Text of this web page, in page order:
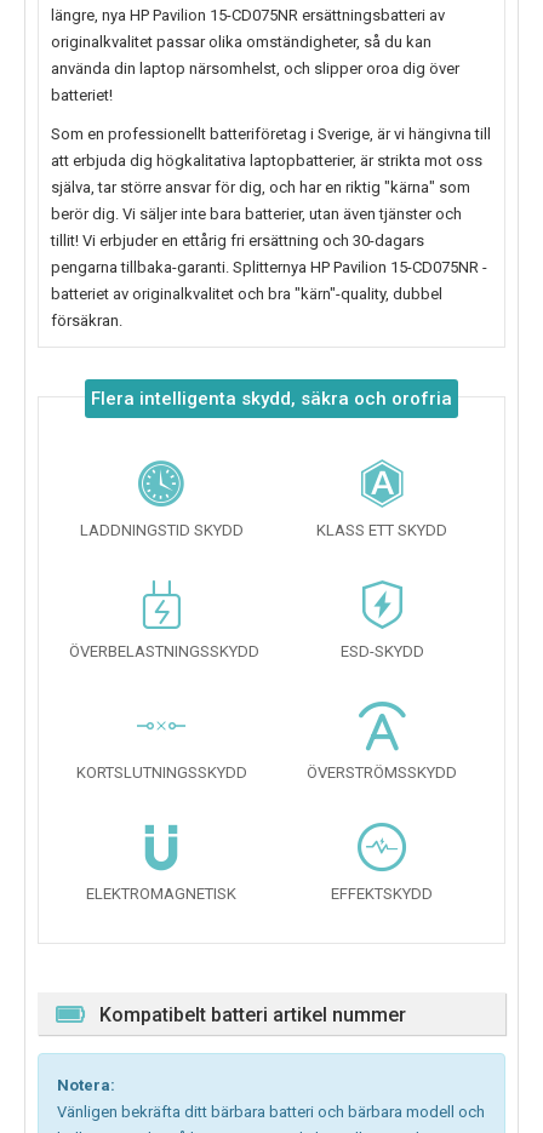
längre, nya HP Pavilion 15-CD075NR ersättningsbatteri av
originalkvalitet passar olika omständigheter, så du kan
använda din laptop närsomhelst, och slipper oroa dig över
batteriet!
Som en professionellt batteriföretag i Sverige, är vi hängivna till
att erbjuda dig högkalitativa laptopbatterier, är strikta mot oss
själva, tar större ansvar för dig, och har en riktig "kärna" som
berör dig. Vi säljer inte bara batterier, utan även tjänster och
tillit! Vi erbjuder en ettårig fri ersättning och 30-dagars
pengarna tillbaka-garanti. Splitternya HP Pavilion 15-CD075NR -
batteriet av originalkvalitet och bra "kärn"-quality, dubbel
försäkran.
Flera intelligenta skydd, säkra och orofria
LADDNINGSTID SKYDD KLASS ETT SKYDD
ÖVERBELASTNINGSSKYDD ESD-SKYDD
KORTSLUTNINGSSKYDD ÖVERSTRÖMSSKYDD
ELEKTROMAGNETISK EFFEKTSKYDD
Kompatibelt batteri artikel nummer
Notera:
Vänligen bekräfta ditt bärbara batteri och bärbara modell och